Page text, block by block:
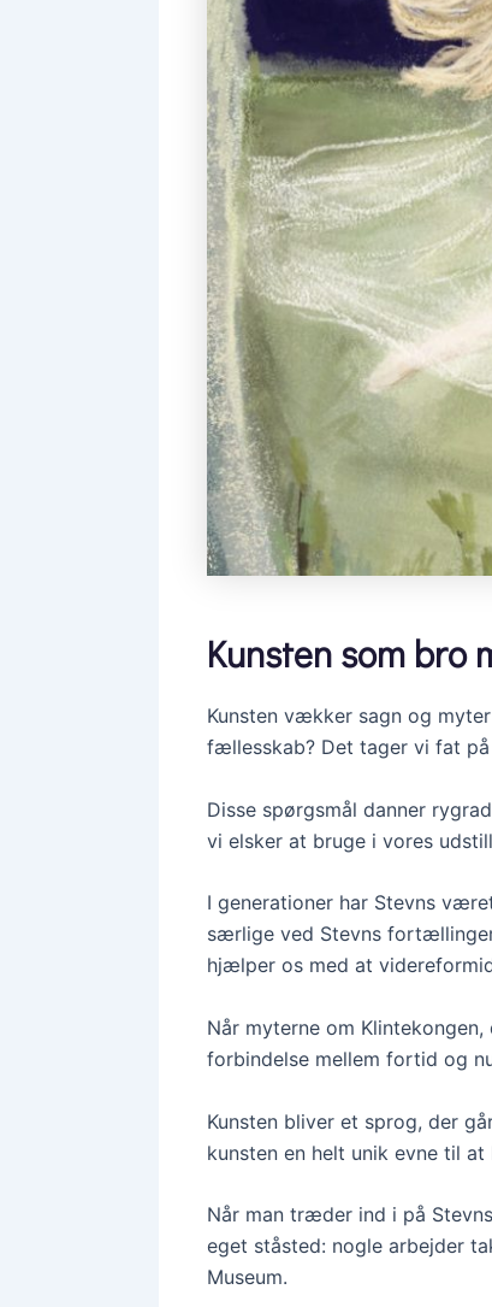
Kunsten som bro
Kunsten vækker sagn og
fællesskab? Det tager vi fat
Disse spørgsmål danner
vi elsker at bruge i vores
I generationer har Stevns
særlige ved Stevns
hjælper os med at
Når myterne om
forbindelse mellem fortid og
Kunsten bliver et sprog, der
kunsten en helt unik evne til
Når man træder ind i på
eget ståsted: nogle arbejder
Museum.